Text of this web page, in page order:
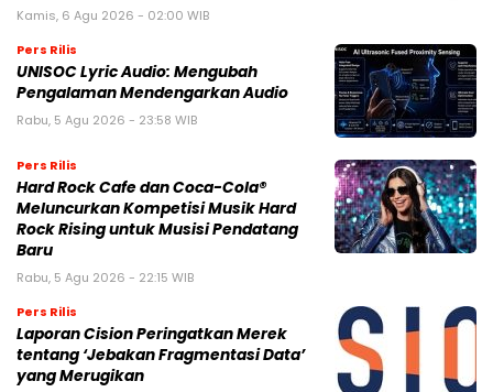
Kamis, 6 Agu 2026 - 02:00 WIB
Pers Rilis
UNISOC Lyric Audio: Mengubah
Pengalaman Mendengarkan Audio
Rabu, 5 Agu 2026 - 23:58 WIB
Pers Rilis
Hard Rock Cafe dan Coca-Cola®
Meluncurkan Kompetisi Musik Hard
Rock Rising untuk Musisi Pendatang
Baru
Rabu, 5 Agu 2026 - 22:15 WIB
Pers Rilis
Laporan Cision Peringatkan Merek
tentang ‘Jebakan Fragmentasi Data’
yang Merugikan